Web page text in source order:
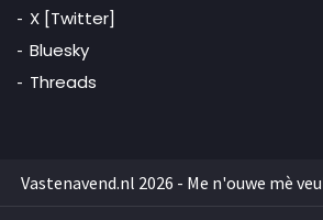
X [Twitter]
Bluesky
Threads
Vastenavend.nl 2026 - Me n'ouwe mè